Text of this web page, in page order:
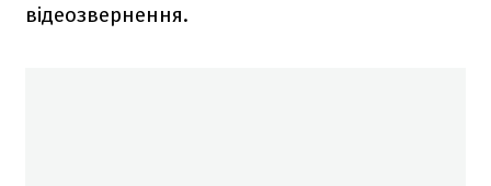
відеозвернення.